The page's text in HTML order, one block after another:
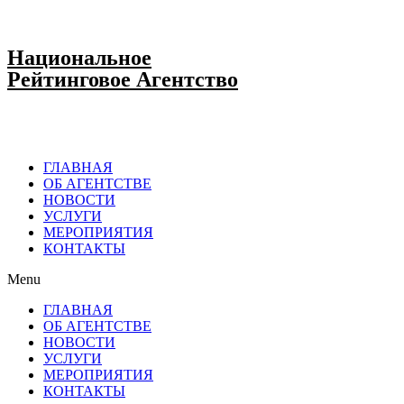
Национальное
Рейтинговое Агентство
ГЛАВНАЯ
ОБ АГЕНТСТВЕ
НОВОСТИ
УСЛУГИ
МЕРОПРИЯТИЯ
КОНТАКТЫ
Menu
ГЛАВНАЯ
ОБ АГЕНТСТВЕ
НОВОСТИ
УСЛУГИ
МЕРОПРИЯТИЯ
КОНТАКТЫ